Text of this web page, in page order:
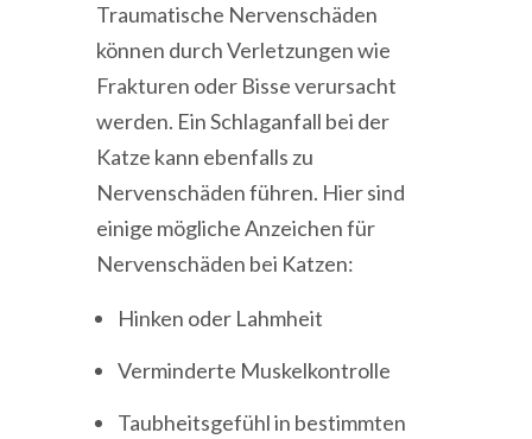
Traumatische Nervenschäden
können durch Verletzungen wie
Frakturen oder Bisse verursacht
werden. Ein Schlaganfall bei der
Katze kann ebenfalls zu
Nervenschäden führen. Hier sind
einige mögliche Anzeichen für
Nervenschäden bei Katzen:
Hinken oder Lahmheit
Verminderte Muskelkontrolle
Taubheitsgefühl in bestimmten